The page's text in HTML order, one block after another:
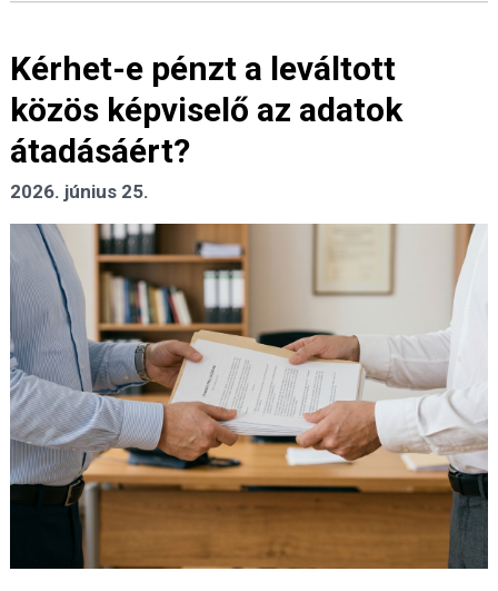
Kérhet-e pénzt a leváltott
közös képviselő az adatok
átadásáért?
2026. június 25.